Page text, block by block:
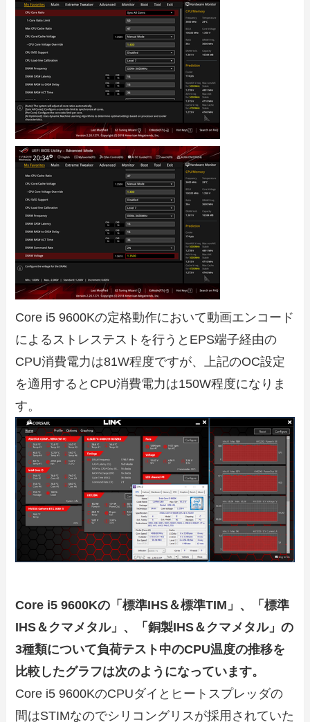
Core i5 9600Kの定格動作において動画エンコード
によるストレステストを行うとEPS端子経由の
CPU消費電力は81W程度ですが、上記のOC設定
を適用するとCPU消費電力は150W程度になりま
す。
Core i5 9600Kの「標準IHS＆標準TIM」、「標準
IHS＆クマメタル」、「銅製IHS＆クマメタル」の
3種類について負荷テスト中のCPU温度の推移を
比較したグラフは次のようになっています。
Core i5 9600KのCPUダイとヒートスプレッダの
間はSTIMなのでシリコングリスが採用されていた